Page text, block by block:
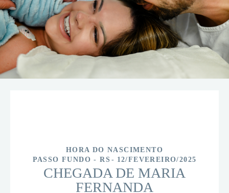
HORA DO NASCIMENTO
PASSO FUNDO - RS
12/FEVEREIRO/2025
CHEGADA DE MARIA
FERNANDA